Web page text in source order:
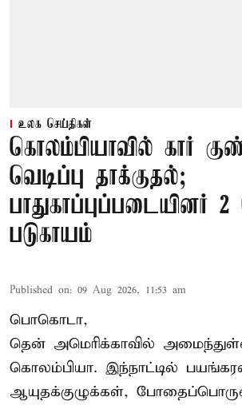
உலக செய்திகள்
கொலம்பியாவில் கார்
வெடிப்பு தாக்குதல்;
பாதுகாப்புப்படையினர் 2
படுகாயம்
Published on: 09 Aug 2026, 11:53 am
பொகொடா,
தென் அமெரிக்காவில்
கொலம்பியா. இந்நாட்டில்
ஆயுதக்குழுக்கள்,